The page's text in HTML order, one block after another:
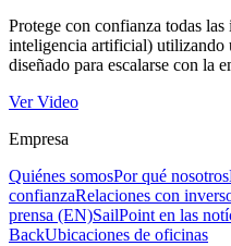
Protege con confianza todas
inteligencia artificial) utilizando
diseñado para escalarse con la
Ver Video
Empresa
Quiénes somosPor qué nosotros
confianzaRelaciones con
prensa (EN)SailPoint en las
BackUbicaciones de oficinas